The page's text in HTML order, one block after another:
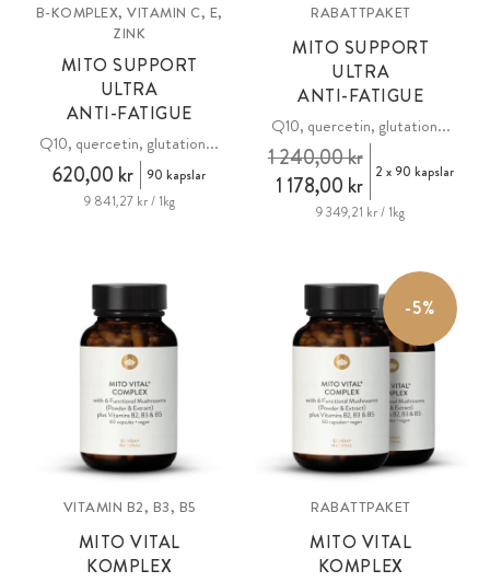
B-KOMPLEX, VITAMIN C, E,
ZINK
MITO SUPPORT
ULTRA
ANTI-FATIGUE
Q10, quercetin, glutation...
620,00 kr
90 kapslar
9 841,27 kr / 1kg
RABATTPAKET
MITO SUPPORT
ULTRA
ANTI-FATIGUE
Q10, quercetin, glutation...
1 178,00 kr
1 240,00 kr 2 x 90 kapslar
9 349,21 kr / 1kg
VITAMIN B2, B3, B5
MITO VITAL
KOMPLEX
-5%
RABATTPAKET
MITO VITAL
KOMPLEX